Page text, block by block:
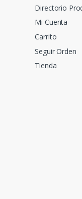
Directorio
Mi Cuenta
Carrito
Seguir Orden
Tienda